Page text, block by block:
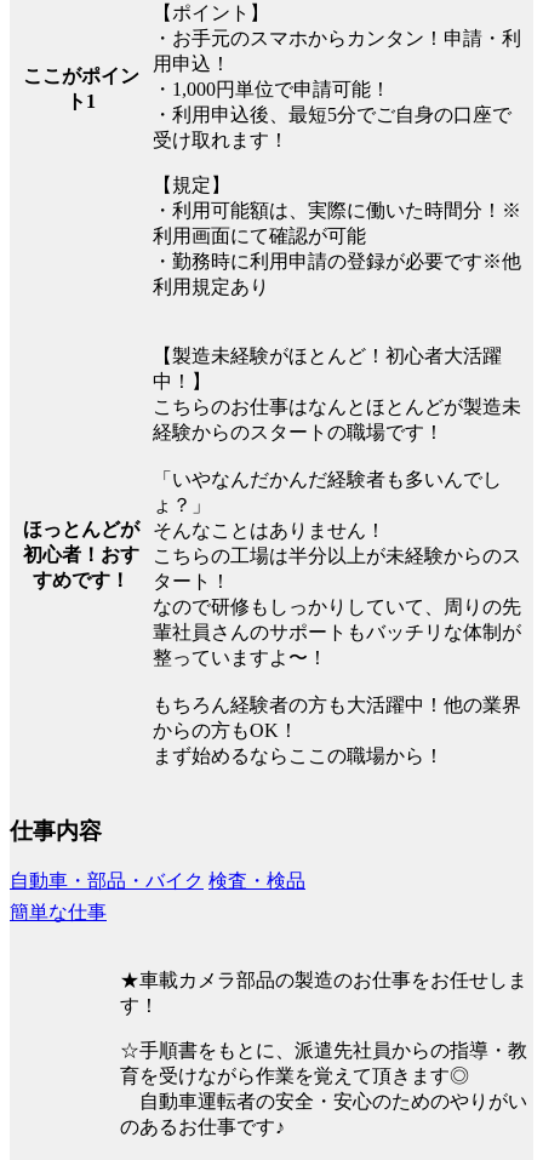
ここがポイン
ト1
【ポイント】
・お手元のスマホからカンタン！申請・利
用申込！
・1,000円単位で申請可能！
・利用申込後、最短5分でご自身の口座で
受け取れます！
【規定】
・利用可能額は、実際に働いた時間分！※
利用画面にて確認が可能
・勤務時に利用申請の登録が必要です※他
利用規定あり
ほっとんどが
初心者！おす
すめです！
【製造未経験がほとんど！初心者大活躍
中！】
こちらのお仕事はなんとほとんどが製造未
経験からのスタートの職場です！
「いやなんだかんだ経験者も多いんでし
ょ？」
そんなことはありません！
こちらの工場は半分以上が未経験からのス
タート！
なので研修もしっかりしていて、周りの先
輩社員さんのサポートもバッチリな体制が
整っていますよ〜！
もちろん経験者の方も大活躍中！他の業界
からの方もOK！
まず始めるならここの職場から！
仕事内容
自動車・部品・バイク 検査・検品
簡単な仕事
★車載カメラ部品の製造のお仕事をお任せしま
す！
☆手順書をもとに、派遣先社員からの指導・教
育を受けながら作業を覚えて頂きます◎
自動車運転者の安全・安心のためのやりがい
のあるお仕事です♪